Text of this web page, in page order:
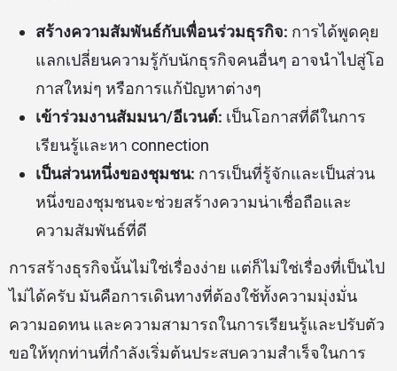
สร้างความสัมพันธ์กับเพื่อนร่วมธุรกิจ: การได้พูดคุย
แลกเปลี่ยนความรู้กับนักธุรกิจคนอื่นๆ อาจนำไปสู่โอ
กาสใหม่ๆ หรือการแก้ปัญหาต่างๆ
เข้าร่วมงานสัมมนา/อีเวนต์: เป็นโอกาสที่ดีในการ
เรียนรู้และหา connection
เป็นส่วนหนึ่งของชุมชน: การเป็นที่รู้จักและเป็นส่วน
หนึ่งของชุมชนจะช่วยสร้างความน่าเชื่อถือและ
ความสัมพันธ์ที่ดี
การสร้างธุรกิจนั้นไม่ใช่เรื่องง่าย แต่ก็ไม่ใช่เรื่องที่เป็นไป
ไม่ได้ครับ มันคือการเดินทางที่ต้องใช้ทั้งความมุ่งมั่น
ความอดทน และความสามารถในการเรียนรู้และปรับตัว
ขอให้ทุกท่านที่กำลังเริ่มต้นประสบความสำเร็จในการ